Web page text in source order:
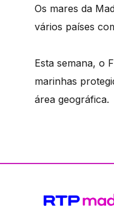
Os mares da
vários países
Esta semana, o
marinhas
área geográfica.